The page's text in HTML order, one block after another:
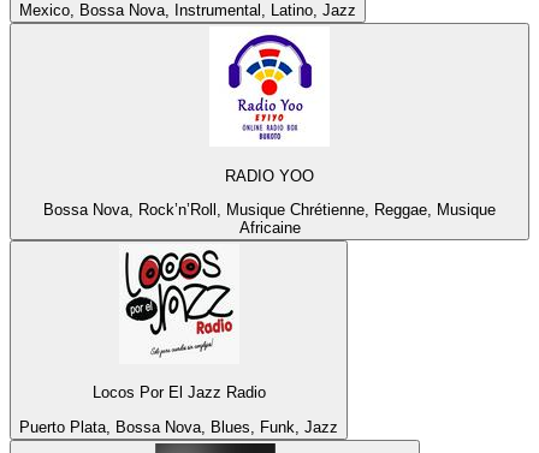
Mexico, Bossa Nova, Instrumental, Latino, Jazz
RADIO YOO
Bossa Nova, Rock’n’Roll, Musique Chrétienne, Reggae, Musique
Africaine
Locos Por El Jazz Radio
Puerto Plata, Bossa Nova, Blues, Funk, Jazz